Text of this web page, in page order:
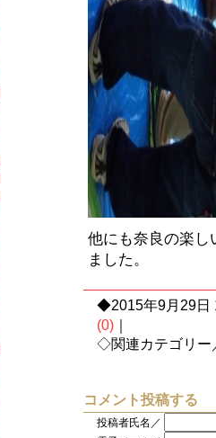
他にも奈良の楽し
ました。
◆2015年9月29日
(0)
◇関連カテゴリー
コメント投稿する
投稿者氏名／